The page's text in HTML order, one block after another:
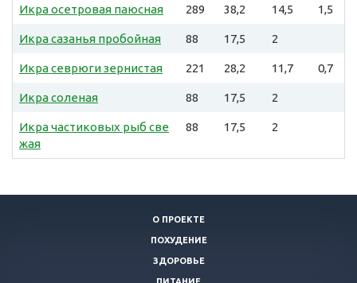
Икра осетровая паюсная 289 38,2 14,5 1,5
Икра сазанья пробойная 88 17,5 2
Икра севрюги зернистая 221 28,2 11,7 0,7
Икра соленая 88 17,5 2
Икра частиковых рыб све
жая
88 17,5 2
О ПРОЕКТЕ
ПОХУДЕНИЕ
ЗДОРОВЬЕ